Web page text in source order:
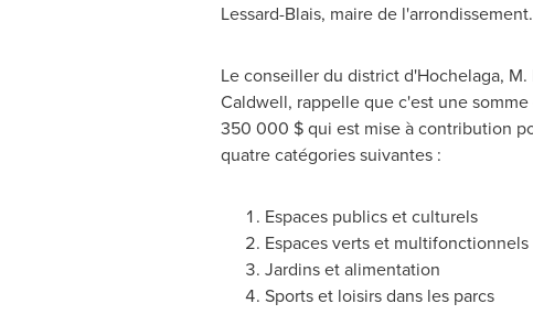
Lessard-Blais, maire de l'arrondissement.
Le conseiller du district d'Hochelaga, M.
Caldwell, rappelle que c'est une somme
350 000 $ qui est mise à contribution
quatre catégories suivantes :
Espaces publics et culturels
Espaces verts et multifonctionnels
Jardins et alimentation
Sports et loisirs dans les parcs